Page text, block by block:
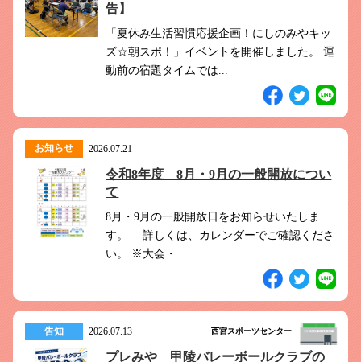
告】
「夏休み生活習慣応援企画！にしのみやキッ
ズ☆朝スポ！」イベントを開催しました。 運
動前の宿題タイムでは...
お知らせ 2026.07.21
令和8年度 8月・9月の一般開放につい
て
8月・9月の一般開放日をお知らせいたしま
す。 詳しくは、カレンダーでご確認くださ
い。 ※大会・...
告知 2026.07.13 西宮スポーツセンター
プレみや 甲陵バレーボールクラブの